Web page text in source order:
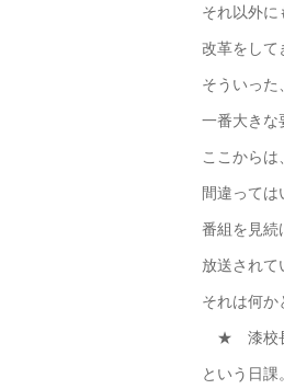
それ以外
改革をして
そういっ
一番大きな
ここから
間違っては
番組を見続
放送されて
それは何か
★ 漆校長
という日課。